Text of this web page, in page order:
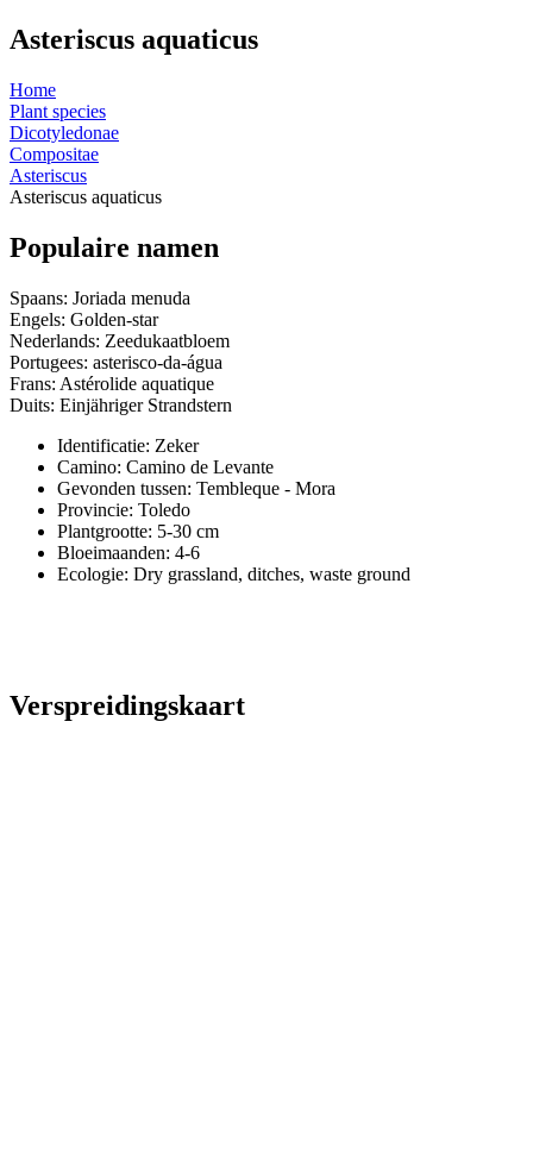
Asteriscus aquaticus
Home
Plant species
Dicotyledonae
Compositae
Asteriscus
Asteriscus aquaticus
Populaire namen
Spaans: Joriada menuda
Engels: Golden-star
Nederlands: Zeedukaatbloem
Portugees: asterisco-da-água
Frans: Astérolide aquatique
Duits: Einjähriger Strandstern
Identificatie: Zeker
Camino: Camino de Levante
Gevonden tussen: Tembleque - Mora
Provincie: Toledo
Plantgrootte: 5-30 cm
Bloeimaanden: 4-6
Ecologie: Dry grassland, ditches, waste ground
Verspreidingskaart